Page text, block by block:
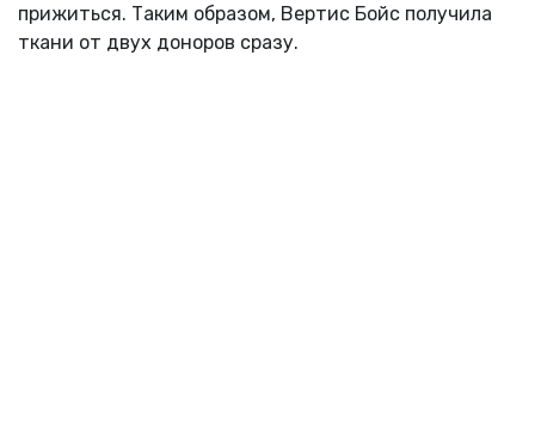
прижиться. Таким образом, Вертис Бойс получила
ткани от двух доноров сразу.